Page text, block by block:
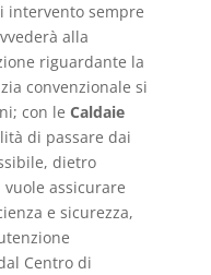
intervento sempre
alla
riguardante la
convenzionale si
con le Caldaie
di passare dai
dietro
vuole assicurare
e sicurezza,
Centro di